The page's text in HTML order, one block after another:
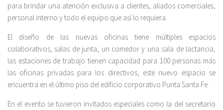
para brindar una atención exclusiva a clientes, aliados comerciales,
personal interno y todo el equipo que así lo requiera.
El diseño de las nuevas oficinas tiene múltiples espacios
colaborativos, salas de junta, un comedor y una sala de lactancia,
las estaciones de trabajo tienen capacidad para 100 personas más
las oficinas privadas para los directivos, este nuevo espacio se
encuentra en el último piso del edificio corporativo Punta Santa Fe.
En el evento se tuvieron invitados especiales como la del secretario